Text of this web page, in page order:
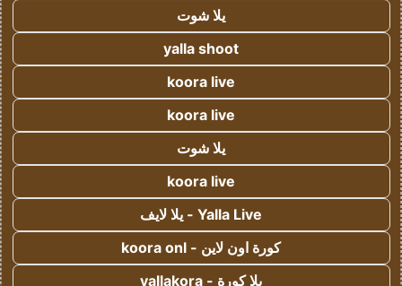
يلا شوت
yalla shoot
koora live
koora live
يلا شوت
koora live
Yalla Live - يلا لايف
كورة اون لاين - koora onl
يلا كورة - yallakora